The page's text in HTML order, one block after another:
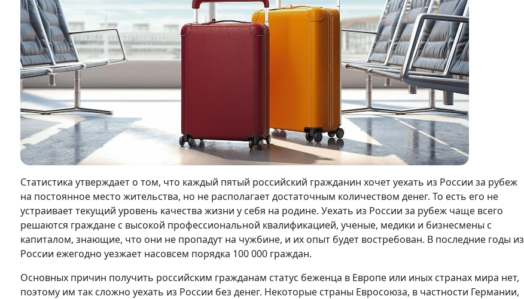
Статистика утверждает о том, что каждый пятый российский гражданин хочет уехать из России за рубеж
на постоянное место жительства, но не располагает достаточным количеством денег. То есть его не
устраивает текущий уровень качества жизни у себя на родине. Уехать из России за рубеж чаще всего
решаются граждане с высокой профессиональной квалификацией, ученые, медики и бизнесмены с
капиталом, знающие, что они не пропадут на чужбине, и их опыт будет востребован. В последние годы из
России ежегодно уезжает насовсем порядка 100 000 граждан.
Основных причин получить российским гражданам статус беженца в Европе или иных странах мира нет,
поэтому им так сложно уехать из России без денег. Некоторые страны Евросоюза, в частности Германии,